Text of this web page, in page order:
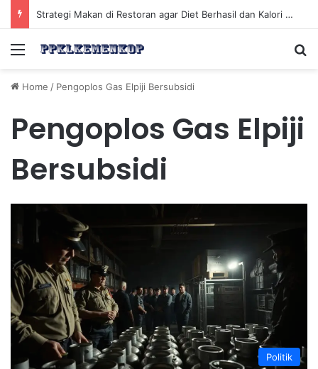
Strategi Makan di Restoran agar Diet Berhasil dan Kalori Tetap Terkontrol
Menu
Home / Pengoplos Gas Elpiji Bersubsidi
Pengoplos Gas Elpiji
Bersubsidi
Politik